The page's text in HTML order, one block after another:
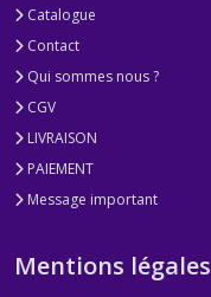
Catalogue
Contact
Qui sommes nous ?
CGV
LIVRAISON
PAIEMENT
Message important
Mentions légales